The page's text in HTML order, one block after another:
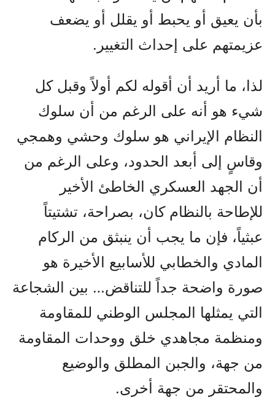
بأن يعيق أو يحبط أو يقلل أو يضعف
عزيمتهم على إحداث التغيير.
لذا، ما أريد أن أقوله لكم أولاً وقبل كل
شيء هو أنه على الرغم من أن سلوك
النظام الإيراني هو سلوك وحشي وهمجي
وقاسٍ إلى أبعد الحدود، وعلى الرغم من
أن الجهد العسكري الخاطئ الأخير
للإطاحة بالنظام كان، بصراحة، تشتيتاً
عبثياً، فإن ما يجب أن ينبثق من الركام
المادي والخطابي للأسابيع الأخيرة هو
صورة واضحة جداً للتناقض… بين الشجاعة
التي يمثلها المجلس الوطني للمقاومة
ومنظمة مجاهدي خلق ووحدات المقاومة
من جهة، والجبن المطلق والوضيع
والمحتقر من جهة أخرى.